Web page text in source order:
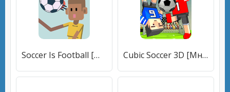
Soccer Is Football [Много монет] Cubic Soccer 3D [Много монет]